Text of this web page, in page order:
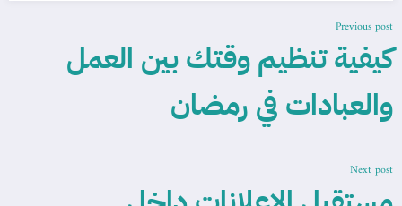
Previous post
كيفية تنظيم وقتك بين العمل
والعبادات في رمضان
Next post